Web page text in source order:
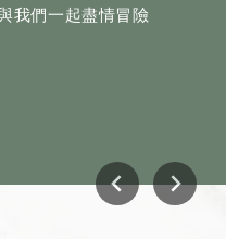
我們一起盡情冒險